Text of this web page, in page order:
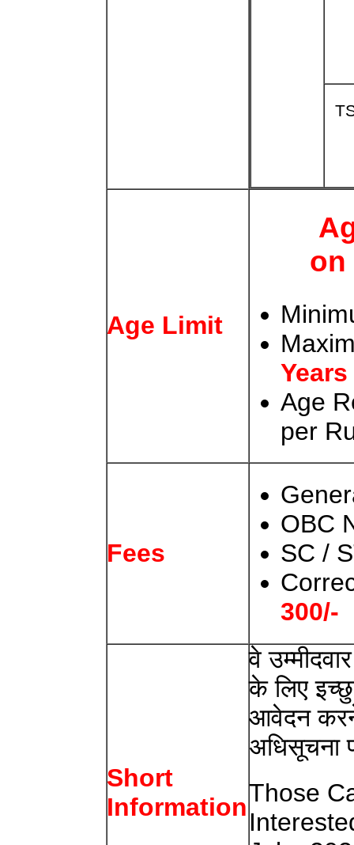
Age Limit
on
Years
Age
per
Fees
OBC
SC /
300/-
Short
Information
वे
के लिए
आवेदन
Those